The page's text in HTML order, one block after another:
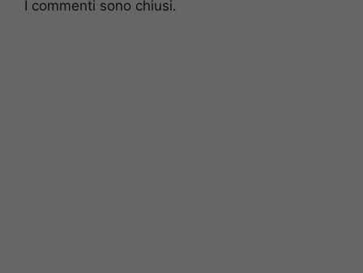
I commenti sono chiusi.